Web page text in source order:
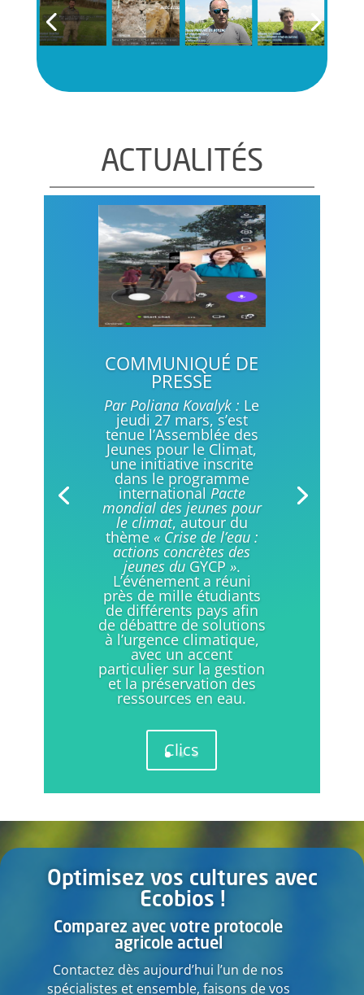
ACTUALITÉS
COMMUNIQUÉ DE
PRESSE
Par Poliana Kovalyk : Le
jeudi 27 mars, s’est
tenue l’Assemblée des
Jeunes pour le Climat,
une initiative inscrite
dans le programme
international Pacte
mondial des jeunes pour
le climat, autour du
thème « Crise de l’eau :
actions concrètes des
jeunes duGYCP ».
L’événement a réuni
près de mille étudiants
de différents pays afin
de débattre de solutions
à l’urgence climatique,
avec un accent
particulier sur la gestion
et la préservation des
ressources en eau.
Clics
Optimisez vos cultures avec
Ecobios !
Comparez avec votre protocole
agricole actuel
Contactez dès aujourd’hui l’un de nos
spécialistes et ensemble, faisons de vos